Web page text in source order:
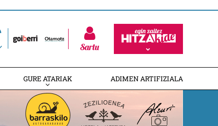
Sartu
GURE ATARIAK ADIMEN ARTIFIZIALA